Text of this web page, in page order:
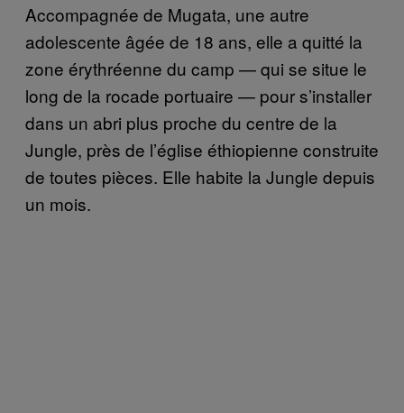
Accompagnée de Mugata, une autre
adolescente âgée de 18 ans, elle a quitté la
zone érythréenne du camp — qui se situe le
long de la rocade portuaire — pour s’installer
dans un abri plus proche du centre de la
Jungle, près de l’église éthiopienne construite
de toutes pièces. Elle habite la Jungle depuis
un mois.